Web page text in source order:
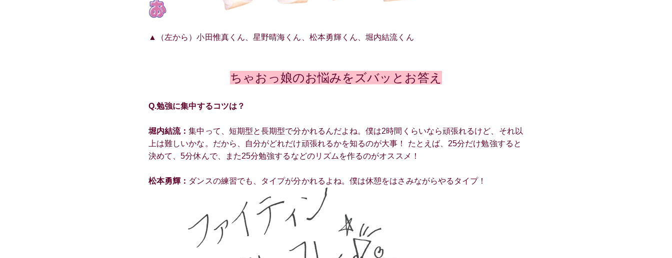
▲（左から）小田惟真くん、星野晴海くん、松本勇輝くん、堀内結流くん
ちゃおっ娘のお悩みをズバッとお答え
Q.勉強に集中するコツは？
堀内結流：集中って、短期型と長期型で分かれるんだよね。僕は2時間くらいなら頑張れるけど、それ以
上は難しいかな。だから、自分がどれだけ頑張れるかを知るのが大事！ たとえば、25分だけ勉強すると
決めて、5分休んで、また25分勉強するなどのリズムを作るのがオススメ！
松本勇輝： ダンスの練習でも、タイプが分かれるよね。僕は休憩をはさみながらやるタイプ！